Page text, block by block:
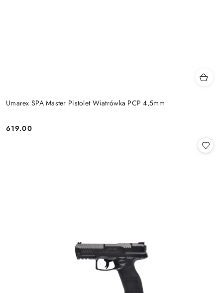
Umarex SPA Master Pistolet Wiatrówka PCP 4,5mm
Cena:
619.00